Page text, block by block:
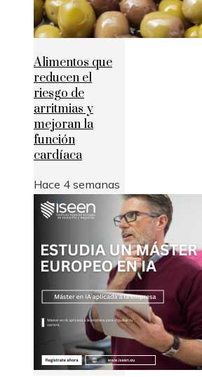
Alimentos que
reducen el
riesgo de
arritmias y
mejoran la
función
cardíaca
Hace 4 semanas